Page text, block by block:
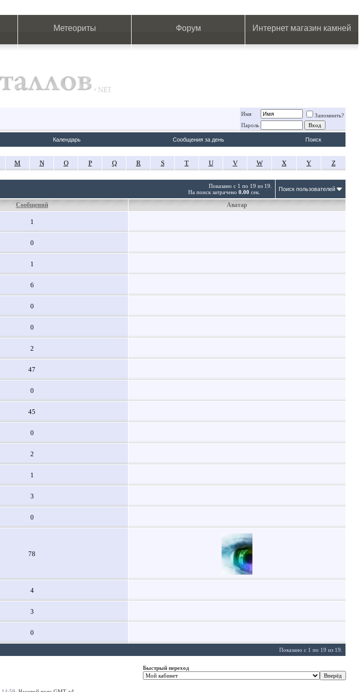
Метеориты Форум Интернет магазин камней
Имя
Запомнить?
Пароль
Календарь Сообщения за день Поиск
M N O P Q R S T U V W X Y Z
Показано с 1 по 19 из 19.
На поиск затрачено 0.00 сек. Поиск пользователей
Сообщений Аватар
1
0
1
6
0
0
2
47
0
45
0
2
1
3
0
78
4
3
0
Показано с 1 по 19 из 19.
Быстрый переход